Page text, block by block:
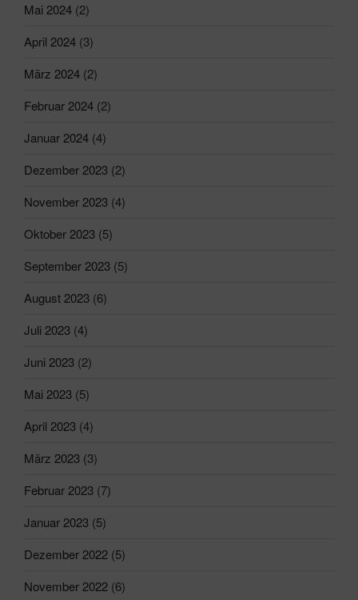
Mai 2024 (2)
April 2024 (3)
März 2024 (2)
Februar 2024 (2)
Januar 2024 (4)
Dezember 2023 (2)
November 2023 (4)
Oktober 2023 (5)
September 2023 (5)
August 2023 (6)
Juli 2023 (4)
Juni 2023 (2)
Mai 2023 (5)
April 2023 (4)
März 2023 (3)
Februar 2023 (7)
Januar 2023 (5)
Dezember 2022 (5)
November 2022 (6)